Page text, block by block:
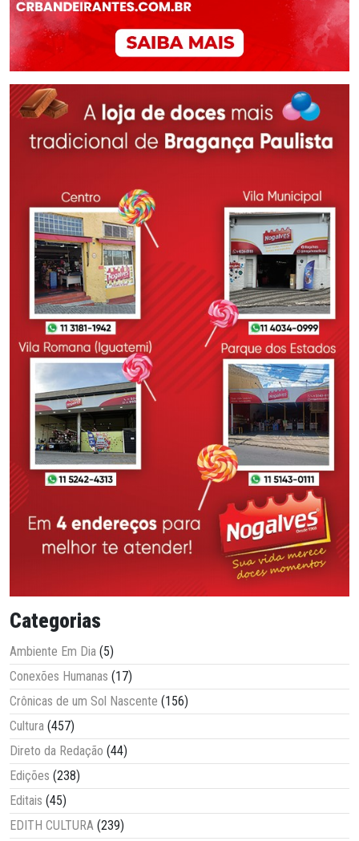
Categorias
Ambiente Em Dia (5)
Conexões Humanas (17)
Crônicas de um Sol Nascente (156)
Cultura (457)
Direto da Redação (44)
Edições (238)
Editais (45)
EDITH CULTURA (239)